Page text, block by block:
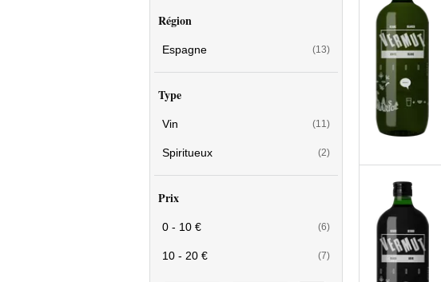
Région
Espagne (13)
Type
Vin (11)
Spiritueux (2)
Prix
0 - 10 € (6)
10 - 20 € (7)